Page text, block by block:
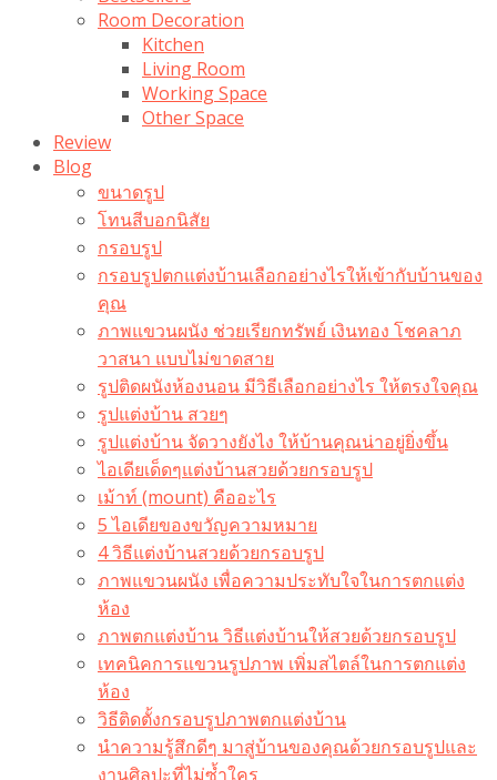
Room Decoration
Kitchen
Living Room
Working Space
Other Space
Review
Blog
ขนาดรูป
โทนสีบอกนิสัย
กรอบรูป
กรอบรูปตกแต่งบ้านเลือกอย่างไรให้เข้ากับบ้านของ
คุณ
ภาพแขวนผนัง ช่วยเรียกทรัพย์ เงินทอง โชคลาภ
วาสนา แบบไม่ขาดสาย
รูปติดผนังห้องนอน มีวิธีเลือกอย่างไร ให้ตรงใจคุณ
รูปแต่งบ้าน สวยๆ
รูปแต่งบ้าน จัดวางยังไง ให้บ้านคุณน่าอยู่ยิ่งขึ้น
ไอเดียเด็ดๆแต่งบ้านสวยด้วยกรอบรูป
เม้าท์ (mount) คืออะไร​
5 ไอเดียของขวัญความหมาย
4 วิธีแต่งบ้านสวยด้วยกรอบรูป
ภาพแขวนผนัง เพื่อความประทับใจในการตกแต่ง
ห้อง
ภาพตกแต่งบ้าน วิธีแต่งบ้านให้สวยด้วยกรอบรูป
เทคนิคการแขวนรูปภาพ เพิ่มสไตล์ในการตกแต่ง
ห้อง
วิธีติดตั้งกรอบรูปภาพตกแต่งบ้าน
นำความรู้สึกดีๆ มาสู่บ้านของคุณด้วยกรอบรูปและ
งานศิลปะที่ไม่ซ้ำใคร